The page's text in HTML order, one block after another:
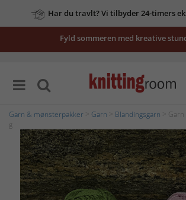
Har du travlt? Vi tilbyder 24-timers
Fyld sommeren med kreative
Garn & mønsterpakker Garn Blandingsgarn >
g